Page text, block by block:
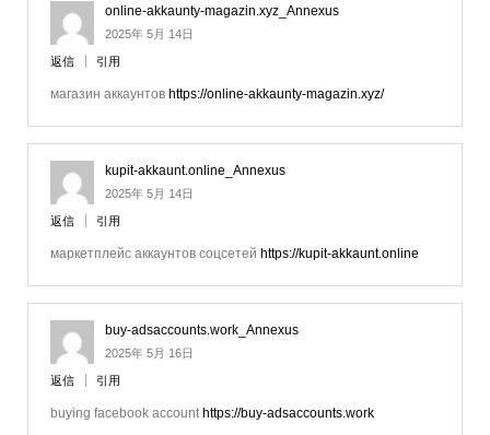
online-akkaunty-magazin.xyz_Annexus
2025年 5月 14日
返信 引用
магазин аккаунтов https://online-akkaunty-magazin.xyz/
kupit-akkaunt.online_Annexus
2025年 5月 14日
返信 引用
маркетплейс аккаунтов соцсетей https://kupit-akkaunt.online
buy-adsaccounts.work_Annexus
2025年 5月 16日
返信 引用
buying facebook account https://buy-adsaccounts.work